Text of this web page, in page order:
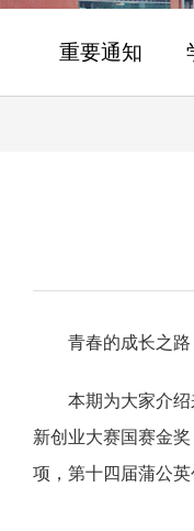
重要通知
青春的成长之
本期为大家介绍
新创业大赛国赛金奖
项，第十四届蒲公英